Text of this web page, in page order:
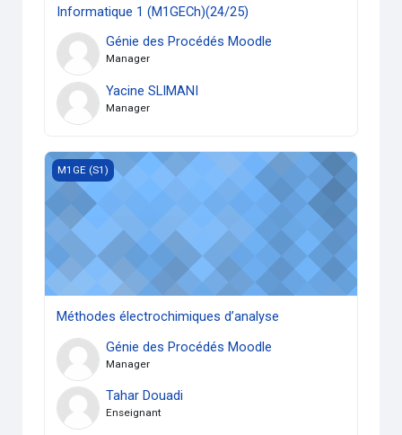
Informatique 1 (M1GECh)(24/25)
Génie des Procédés Moodle
Manager
Yacine SLIMANI
Manager
Méthodes électrochimiques d’analyse
M1GE (S1)
Méthodes électrochimiques d’analyse
Génie des Procédés Moodle
Manager
Tahar Douadi
Enseignant